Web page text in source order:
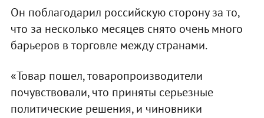
Он поблагодарил российскую сторону за то,
что за несколько месяцев снято очень много
барьеров в торговле между странами.
«Товар пошел, товаропроизводители
почувствовали, что приняты серьезные
политические решения, и чиновники